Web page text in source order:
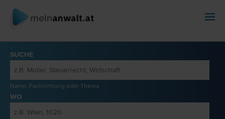
SUCHE
Name, Fachrichtung oder Thema
WO